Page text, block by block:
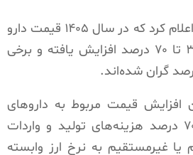
انجمن داروسازان ایران اعلام کرد که در سال ۱۴۰۵ قیمت دارو
به طور میانگین بین ۳۰ تا ۷۰ درصد افزایش یافته و برخی
افزایش قیمت مربوط به داروهای
خارجی است و حدود ۷۰ درصد هزینه‌های تولید و واردات
غیرمستقیم به نرخ ارز وابسته